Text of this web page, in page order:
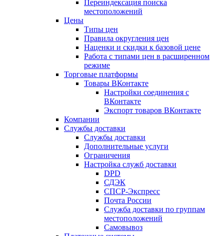
Переиндексация поиска
местоположений
Цены
Типы цен
Правила округления цен
Наценки и скидки к базовой цене
Работа с типами цен в расширенном
режиме
Торговые платформы
Товары ВКонтакте
Настройки соединения с
ВКонтакте
Экспорт товаров ВКонтакте
Компании
Службы доставки
Службы доставки
Дополнительные услуги
Ограничения
Настройка служб доставки
DPD
СДЭК
СПСР-Экспресс
Почта России
Служба доставки по группам
местоположений
Самовывоз